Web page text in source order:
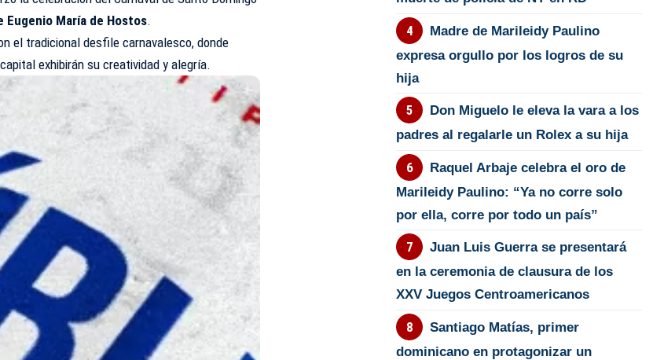
Eugenio María de Hostos.
el tradicional desfile carnavalesco, donde
exhibirán su creatividad y alegría.
Madre de Marileidy Paulino
expresa orgullo por los logros de su
hija
Don Miguelo le eleva la vara a los
padres al regalarle un Rolex a su hija
Raquel Arbaje celebra el oro de
Marileidy Paulino: “Ya no corre solo
por ella, corre por todo un país”
Juan Luis Guerra se presentará
en la ceremonia de clausura de los
XXV Juegos Centroamericanos
Santiago Matías, primer
dominicano en protagonizar un